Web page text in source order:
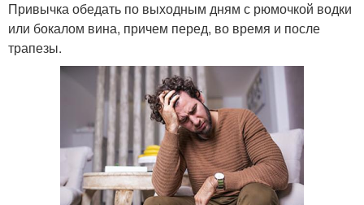
Привычка обедать по выходным дням с рюмочкой водки
или бокалом вина, причем перед, во время и после
трапезы.